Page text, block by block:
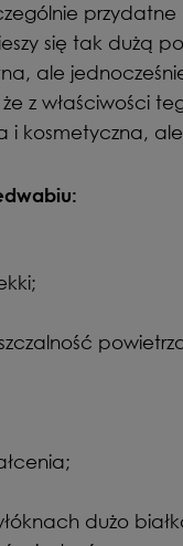
się tak dużą
ale
z właściwości
i kosmetyczna,
dużo